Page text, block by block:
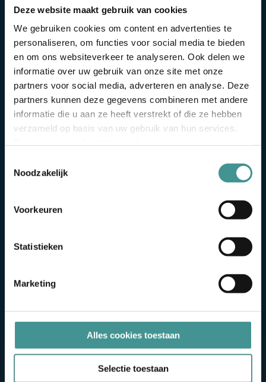
Deze website maakt gebruik van cookies
We gebruiken cookies om content en advertenties te
personaliseren, om functies voor social media te bieden
en om ons websiteverkeer te analyseren. Ook delen we
informatie over uw gebruik van onze site met onze
partners voor social media, adverteren en analyse. Deze
partners kunnen deze gegevens combineren met andere
informatie die u aan ze heeft verstrekt of die ze hebben
verzameld op basis van uw gebruik van hun services.
Noodzakelijk
Voorkeuren
Statistieken
Marketing
Alles cookies toestaan
Selectie toestaan
we leveren. Onze ontwerpen komen altijd in
nauw overleg met u tot stand. U mag altijd
vrijblijvend contact met ons opnemen om
mogelijkheden voor een ontwerp voor uw
organisatie te bespreken. Bel naar 076 –
5145026 of stuur een e-mail naar
info@silverfish.nl. Wij helpen u graag verder!